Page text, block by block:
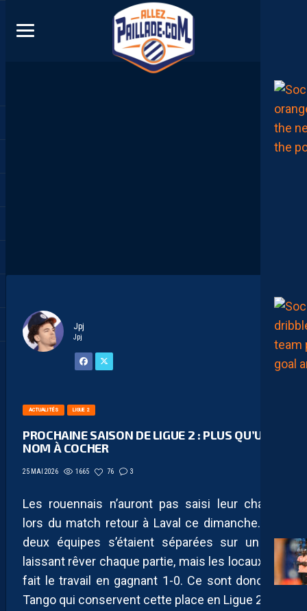
Jpj
Jpj
ACTUALITÉS LIGUE 2
PROCHAINE SAISON DE LIGUE 2 : PLUS QU’UN
NOM À COCHER
25 MAI 2026 1665 76 3
Les rouennais n’auront pas saisi leur chance
lors du match retour à Laval ce dimanche. Les
deux équipes s’étaient séparées sur un 1-1
laissant rêver chaque partie, mais les locaux ont
fait le travail en gagnant 1-0. Ce sont donc les
Tango qui conservent cette place en Ligue 2.